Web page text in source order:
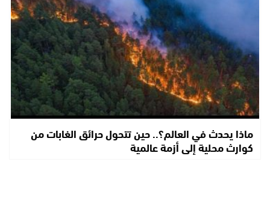
ماذا يحدث في العالم؟.. حين تتحول حرائق الغابات من
كوارث محلية إلى أزمة عالمية